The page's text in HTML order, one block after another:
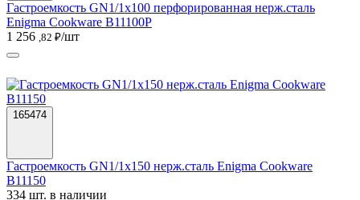
Гастроемкость GN1/1х100 перфорированная нерж.сталь
Enigma Cookware B11100P
1 256 ,82 ₽/шт
165474
Гастроемкость GN1/1х150 нерж.сталь Enigma Cookware
B11150
334 шт. в наличии